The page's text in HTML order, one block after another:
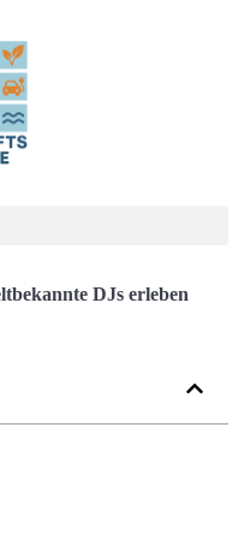
DJs erleben